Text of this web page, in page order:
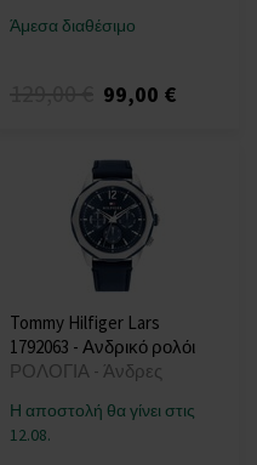
Άμεσα διαθέσιμο
99,00 €
Tommy Hilfiger Lars
1792063 - Ανδρικό ρολόι
ΡΟΛΟΓΙΑ - Άνδρες
Η αποστολή θα γίνει στις
12.08.